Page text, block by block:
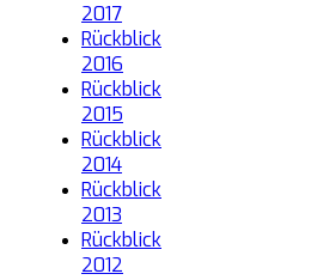
2017
Rückblick
2016
Rückblick
2015
Rückblick
2014
Rückblick
2013
Rückblick
2012